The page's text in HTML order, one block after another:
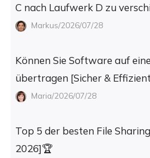
C nach Laufwerk D zu
Markus/2026/07/28
Können Sie Software auf
übertragen [Sicher &
Maria/2026/07/28
Top 5 der besten File
2026]🏆